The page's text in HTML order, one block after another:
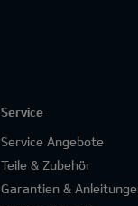
Service
Service Angebote
Teile & Zubehör
Garantien &